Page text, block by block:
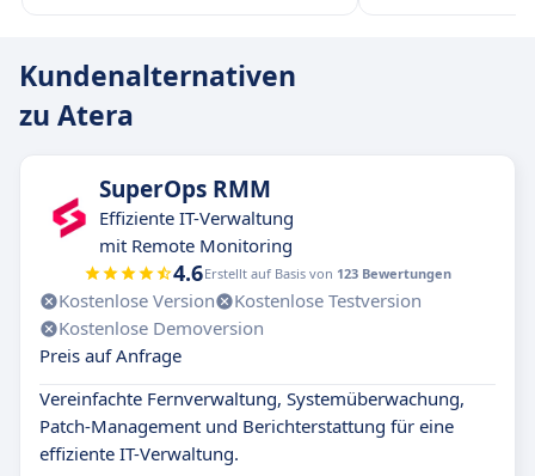
Kundenalternativen
zu Atera
SuperOps RMM
Effiziente IT-Verwaltung
mit Remote Monitoring
4.6Erstellt auf Basis von 123 Bewertungen
Kostenlose Version
Kostenlose Testversion
Kostenlose Demoversion
Preis auf Anfrage
Vereinfachte Fernverwaltung, Systemüberwachung,
Patch-Management und Berichterstattung für eine
effiziente IT-Verwaltung.